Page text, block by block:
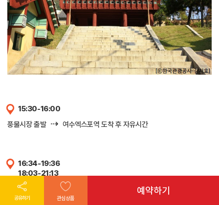
15:30-16:00
풍물시장 출발 ⇢ 여수엑스포역 도착 후 자유시간
16:34-19:36
18:03-21:13
18:53-22:41
KTX
공유하기 관심상품
예약하기